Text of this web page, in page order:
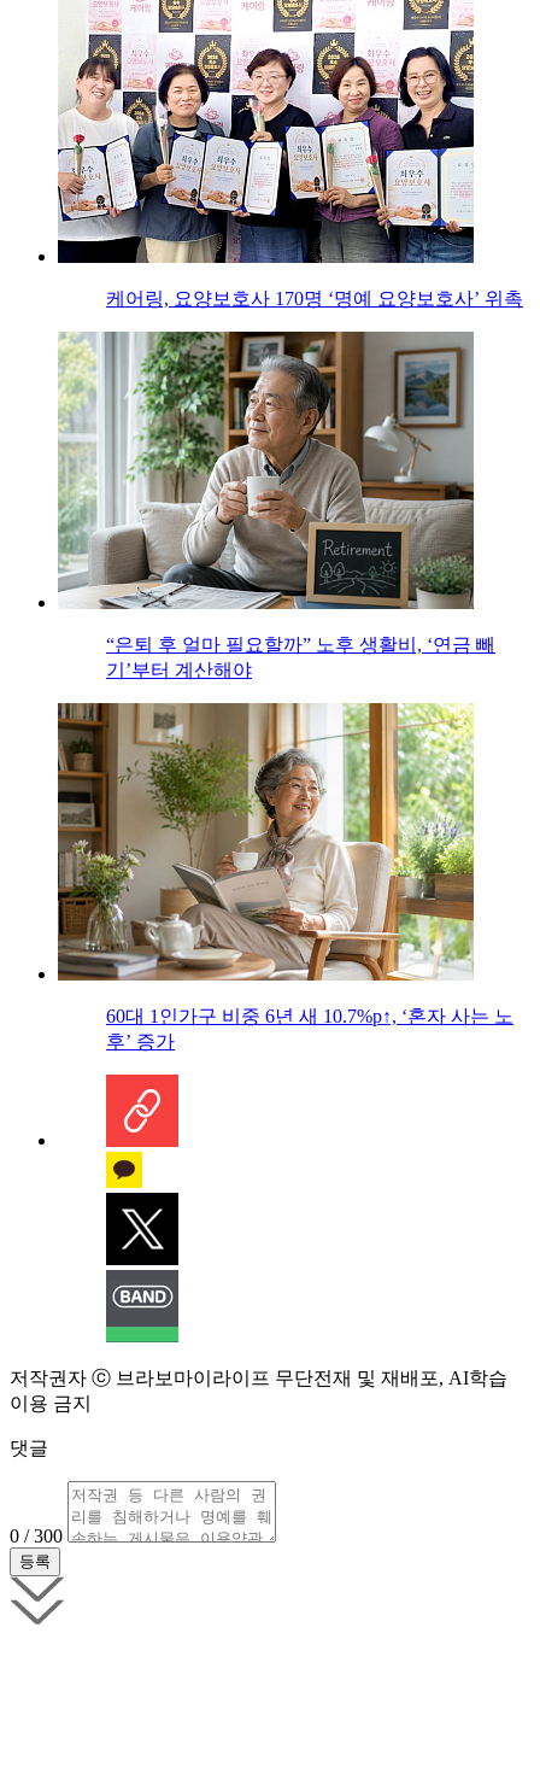
케어링, 요양보호사 170명 ‘명예 요양보호사’ 위촉
“은퇴 후 얼마 필요할까” 노후 생활비, ‘연금 빼
기’부터 계산해야
60대 1인가구 비중 6년 새 10.7%p↑, ‘혼자 사는 노
후’ 증가
저작권자 ⓒ 브라보마이라이프 무단전재 및 재배포, AI학습
이용 금지
댓글
0 / 300